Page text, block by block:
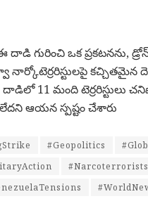
గురించి ఒక ప్రకటనను,
కచ్చితమైన
11 మంది
ఆయన స్పష్టం చేశారు
#Geopolitics
#Narcoterrorists